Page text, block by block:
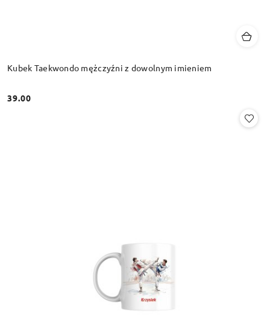
Kubek Taekwondo mężczyźni z dowolnym imieniem
Cena:
39.00